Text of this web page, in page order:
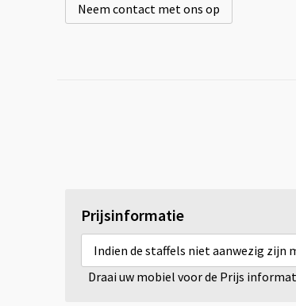
Neem contact met ons op
Prijsinformatie
Indien de staffels niet aanwezig zijn
Draai uw mobiel voor de Prijs